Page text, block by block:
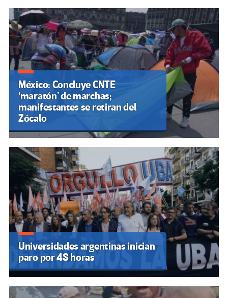
México: Concluye CNTE
‘maratón’ de marchas;
manifestantes se retiran del
Zócalo
Universidades argentinas inician
paro por 48 horas